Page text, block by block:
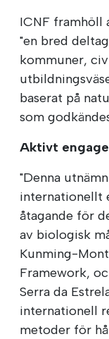
ICNF framhöll
"en bred
kommuner,
baserat på
som
Aktivt
"Denna
internationellt
åtagande för
av biologisk
Kunming-
Framework,
Serra da
internationell
metoder för